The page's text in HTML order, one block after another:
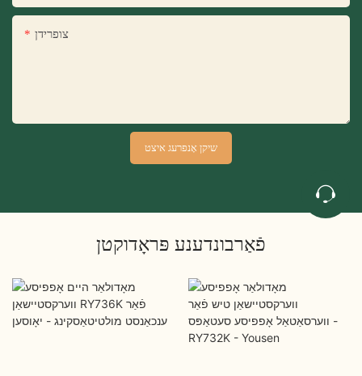
צופרידן
שיקן אָנפרעג איצט
פֿאַרבונדענע פּראָדוקטן